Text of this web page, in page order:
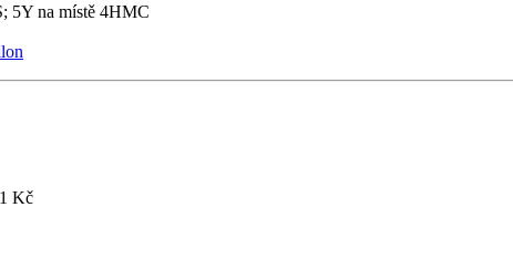
5Y na místě 4HMC
Kč